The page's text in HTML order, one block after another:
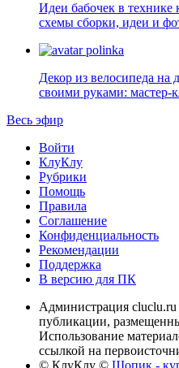
Идеи бабочек в технике
схемы сборки, идеи и
polinka
Декор из велосипеда на
своими руками: мастер-
Весь эфир
Войти
КлуКлу
Рубрики
Помощь
Правила
Соглашение
Конфиденциальность
Рекомендации
Поддержка
В версию для ПК
Администрация cluclu.ru
публикации,
Использование
ссылкой на